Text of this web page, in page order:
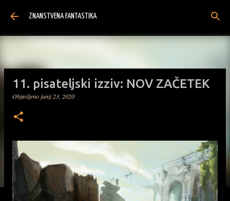
Preskoči na glavno vsebino
ZNANSTVENA FANTASTIKA
11. pisateljski izziv: NOV ZAČETEK
Objavljeno junij 23, 2020